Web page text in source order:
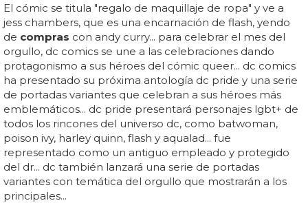
El cómic se titula "regalo de maquillaje de ropa" y ve a
jess chambers, que es una encarnación de flash, yendo
de compras con andy curry... para celebrar el mes del
orgullo, dc comics se une a las celebraciones dando
protagonismo a sus héroes del cómic queer... dc comics
ha presentado su próxima antología dc pride y una serie
de portadas variantes que celebran a sus héroes más
emblemáticos... dc pride presentará personajes lgbt+ de
todos los rincones del universo dc, como batwoman,
poison ivy, harley quinn, flash y aqualad... fue
representado como un antiguo empleado y protegido
del dr... dc también lanzará una serie de portadas
variantes con temática del orgullo que mostrarán a los
principales...